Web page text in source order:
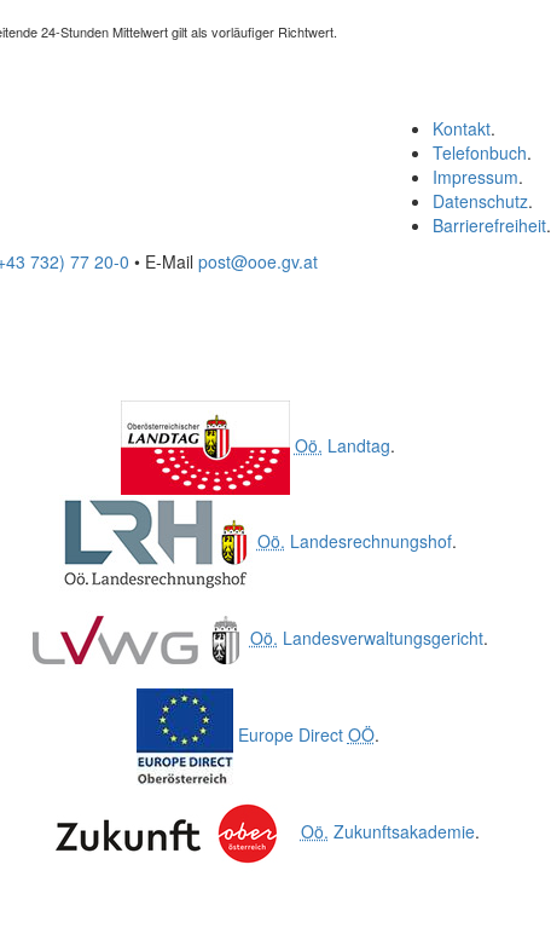
24-Stunden Mittelwert gilt als vorläufiger Richtwert.
Kontakt.
Telefonbuch.
Impressum.
Datenschutz.
Barrierefreiheit.
732) 77 20-0 • E-Mail post@ooe.gv.at
Oö. Landtag.
Oö. Landesrechnungshof.
Oö. Landesverwaltungsgericht.
Europe Direct OÖ.
Oö. Zukunftsakademie.